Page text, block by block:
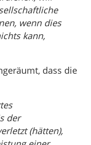
wenn dies
kann,
dass die
der
(hätten),